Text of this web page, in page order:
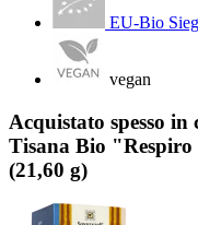
EU-Bio
vegan
Acquistato spesso
Tisana Bio
(21,60 g)